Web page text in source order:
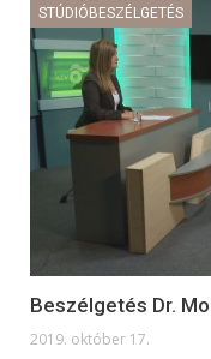
STÚDIÓBESZÉLGETÉS
Beszélgetés Dr.
2019. október 17.